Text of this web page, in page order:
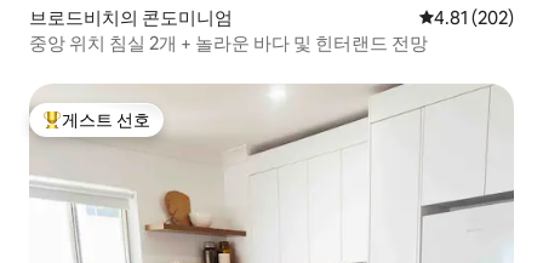
브로드비치의 콘도미니엄 평점 4.81점(5
4.81 (202)
중앙 위치 침실 2개 + 놀라운 바다 및 힌터랜드 전망
상위 게스트 선호
게스트 선호